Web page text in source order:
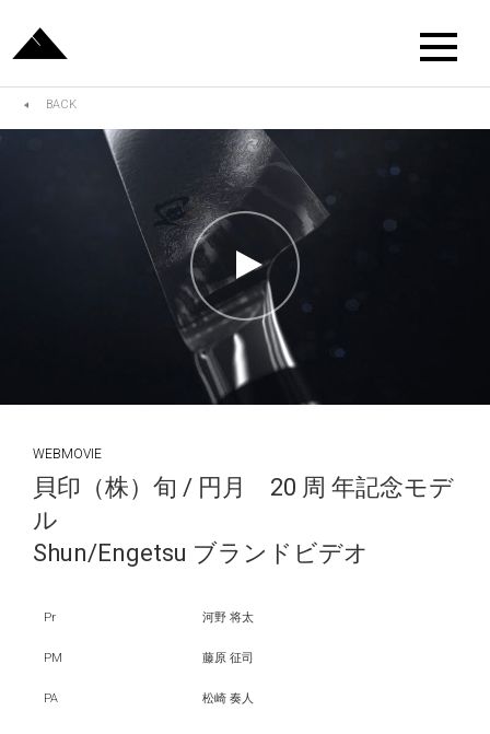
BACK
WEBMOVIE
貝印（株）旬 / 円月 20 周 年記念モデ
ル
Shun/Engetsu ブランドビデオ
Pr 河野 将太
PM 藤原 征司
PA 松崎 奏人